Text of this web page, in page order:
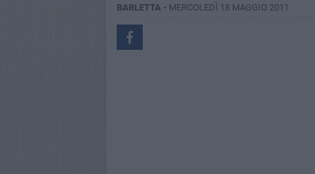
BARLETTA - MERCOLEDÌ 18 MAGGIO 2011